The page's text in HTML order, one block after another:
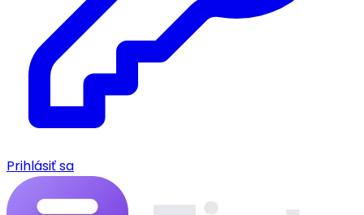
Prihlásiť sa